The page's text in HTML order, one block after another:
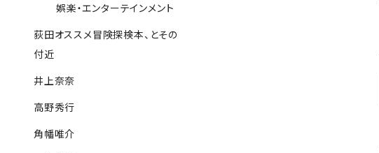
娯楽・エンターテインメント
荻田オススメ冒険探検本、とその
付近
井上奈奈
高野秀行
角幡唯介